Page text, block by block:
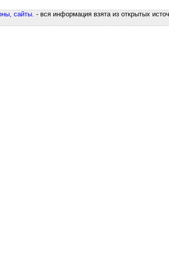
сайты. - вся информация взята из открытых